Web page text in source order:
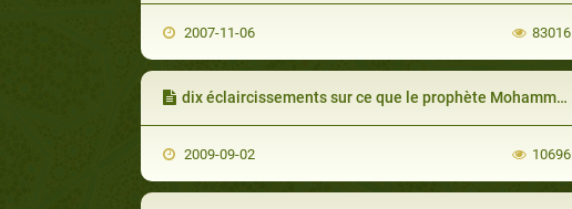
2007-11-06 83016
dix éclaircissements sur ce que le prophète Mohammad apporta à l'humanité
2009-09-02 10696